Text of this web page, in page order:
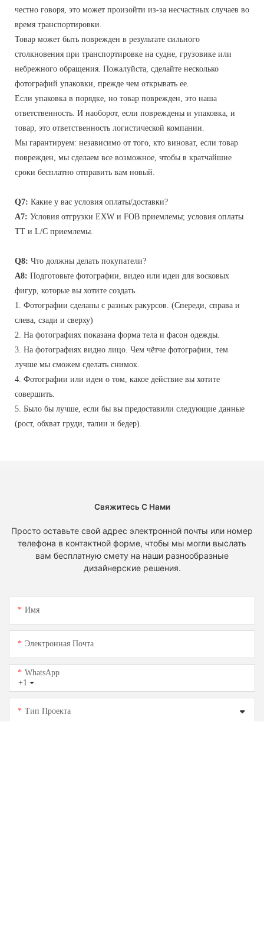
честно говоря, это может произойти из-за несчастных случаев во
время транспортировки.
Товар может быть поврежден в результате сильного
столкновения при транспортировке на судне, грузовике или
небрежного обращения. Пожалуйста, сделайте несколько
фотографий упаковки, прежде чем открывать ее.
Если упаковка в порядке, но товар поврежден, это наша
ответственность. И наоборот, если повреждены и упаковка, и
товар, это ответственность логистической компании.
Мы гарантируем: независимо от того, кто виноват, если товар
поврежден, мы сделаем все возможное, чтобы в кратчайшие
сроки бесплатно отправить вам новый.
Q7: Какие у вас условия оплаты/доставки?
A7: Условия отгрузки EXW и FOB приемлемы; условия оплаты
TT и L/C приемлемы.
Q8: Что должны делать покупатели?
A8: Подготовьте фотографии, видео или идеи для восковых
фигур, которые вы хотите создать.
1. Фотографии сделаны с разных ракурсов. (Спереди, справа и
слева, сзади и сверху)
2. На фотографиях показана форма тела и фасон одежды.
3. На фотографиях видно лицо. Чем чётче фотографии, тем
лучше мы сможем сделать снимок.
4. Фотографии или идеи о том, какое действие вы хотите
совершить.
5. Было бы лучше, если бы вы предоставили следующие данные
(рост, обхват груди, талии и бедер).
Свяжитесь С Нами
Просто оставьте свой адрес электронной почты или номер
телефона в контактной форме, чтобы мы могли выслать
вам бесплатную смету на наши разнообразные
дизайнерские решения.
Имя
Электронная Почта
+1
WhatsApp
Тип Проекта